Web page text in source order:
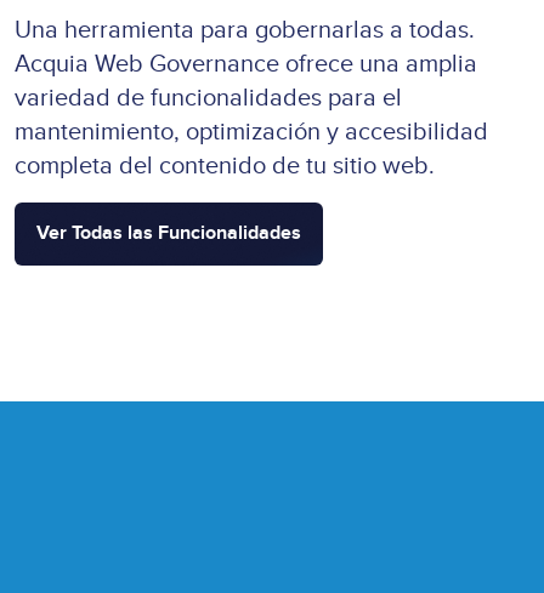
Una herramienta para gobernarlas a todas.
Acquia Web Governance ofrece una amplia
variedad de funcionalidades para el
mantenimiento, optimización y accesibilidad
completa del contenido de tu sitio web.
Ver Todas las Funcionalidades